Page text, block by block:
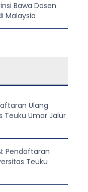
Bawa Dosen
Malaysia
Ulang
Teuku Umar Jalur
Pendaftaran
Teuku